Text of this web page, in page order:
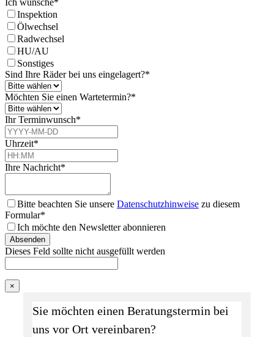
Ich wünsche*
Inspektion
Ölwechsel
Radwechsel
HU/AU
Sonstiges
Sind Ihre Räder bei uns eingelagert?*
Möchten Sie einen Wartetermin?*
Ihr Terminwunsch*
Uhrzeit*
Ihre Nachricht*
Bitte beachten Sie unsere Datenschutzhinweise zu diesem
Formular*
Ich möchte den Newsletter abonnieren
Absenden
Dieses Feld sollte nicht ausgefüllt werden
×
Sie möchten einen Beratungstermin bei
uns vor Ort vereinbaren?